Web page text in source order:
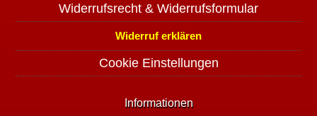
Widerrufsrecht & Widerrufsformular
Widerruf erklären
Cookie Einstellungen
Informationen